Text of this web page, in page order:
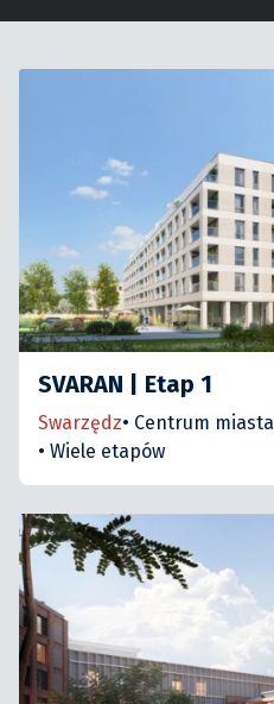
SVARAN | Etap 1
Swarzędz• Centrum miasta
• Wiele etapów